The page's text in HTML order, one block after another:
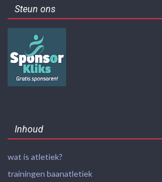
Steun ons
Inhoud
wat is atletiek?
trainingen baanatletiek